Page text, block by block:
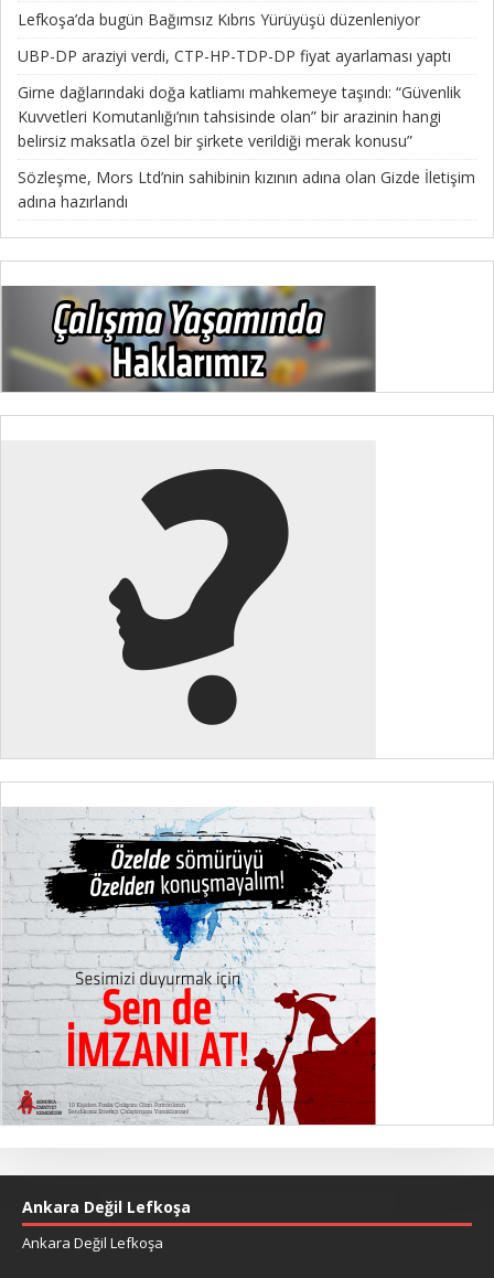
Lefkoşa’da bugün Bağımsız Kıbrıs Yürüyüşü düzenleniyor
UBP-DP araziyi verdi, CTP-HP-TDP-DP fiyat ayarlaması yaptı
Girne dağlarındaki doğa katliamı mahkemeye taşındı: “Güvenlik
Kuvvetleri Komutanlığı’nın tahsisinde olan” bir arazinin hangi
belirsiz maksatla özel bir şirkete verildiği merak konusu”
Sözleşme, Mors Ltd’nin sahibinin kızının adına olan Gizde İletişim
adına hazırlandı
Ankara Değil Lefkoşa
Ankara Değil Lefkoşa